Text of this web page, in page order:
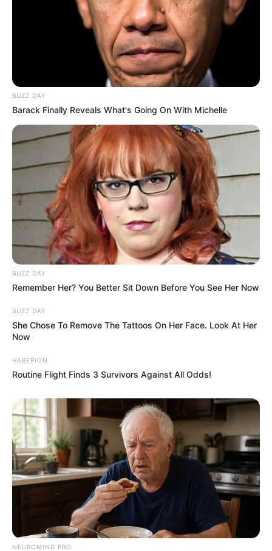
BUZZ DAY
Barack Finally Reveals What's Going On With Michelle
BUZZ DAY
Remember Her? You Better Sit Down Before You See Her Now
BUZZ DAY
She Chose To Remove The Tattoos On Her Face. Look At Her
Now
HABERION
Routine Flight Finds 3 Survivors Against All Odds!
NEUROMIND PRO